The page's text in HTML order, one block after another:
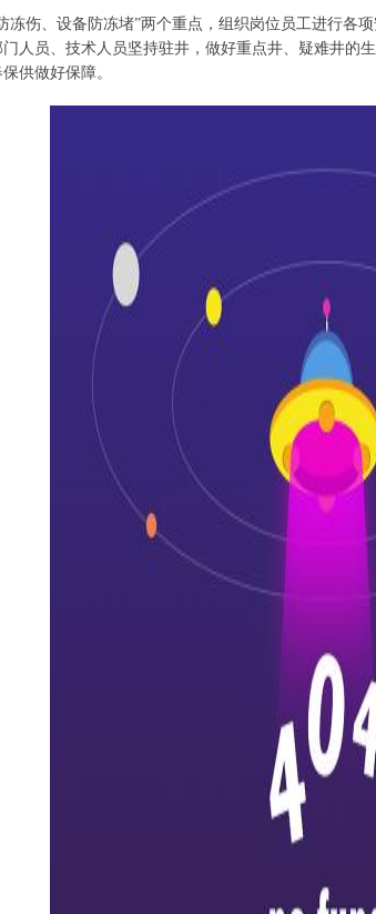
、设备防冻堵”两个重点，组织岗位员工进行各
人员、技术人员坚持驻井，做好重点井、疑难井
供做好保障。